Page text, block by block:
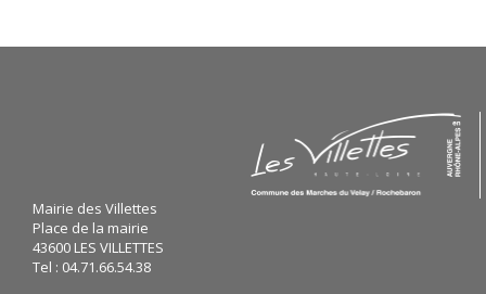
Mairie des Villettes
Place de la mairie
43600 LES VILLETTES
Tel : 04.71.66.54.38